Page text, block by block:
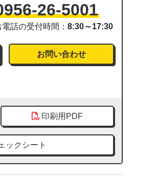
26-5001
電話の受付時間： 8:30～17:30
お問い合わせ
印刷用PDF
ックシート